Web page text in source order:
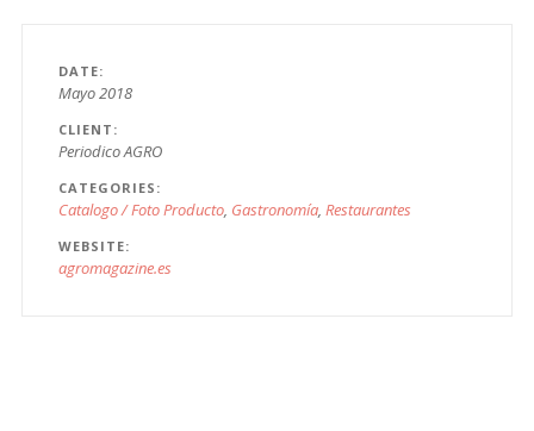
DATE
Mayo 2018
CLIENT
Periodico AGRO
CATEGORIES
Catalogo / Foto Producto Gastronomía Restaurantes
WEBSITE
agromagazine.es